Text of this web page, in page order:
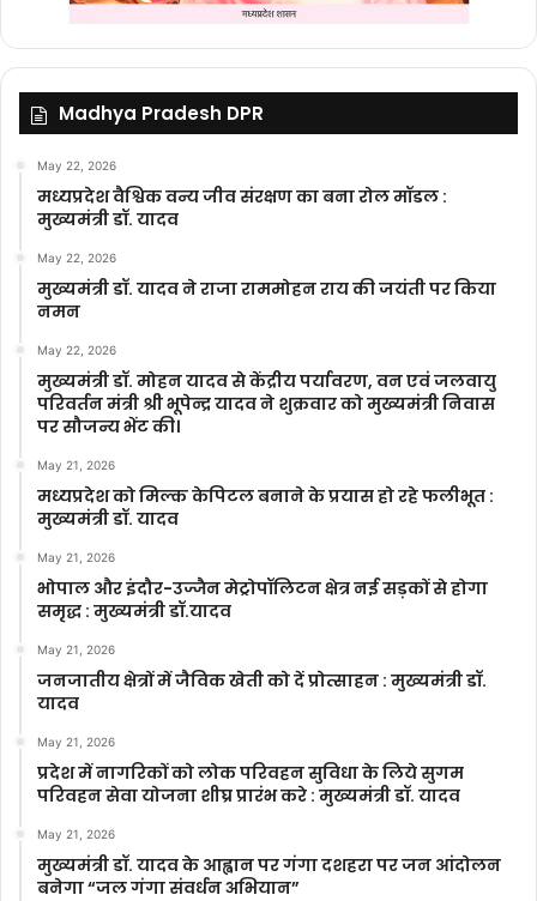
Madhya Pradesh DPR
May 22, 2026
मध्यप्रदेश वैश्विक वन्य जीव संरक्षण का बना रोल मॉडल :
मुख्यमंत्री डॉ. यादव
May 22, 2026
मुख्यमंत्री डॉ. यादव ने राजा राममोहन राय की जयंती पर किया
नमन
May 22, 2026
मुख्यमंत्री डॉ. मोहन यादव से केंद्रीय पर्यावरण, वन एवं जलवायु
परिवर्तन मंत्री श्री भूपेन्द्र यादव ने शुक्रवार को मुख्यमंत्री निवास
पर सौजन्य भेंट की।
May 21, 2026
मध्यप्रदेश को मिल्क केपिटल बनाने के प्रयास हो रहे फलीभूत :
मुख्यमंत्री डॉ. यादव
May 21, 2026
भोपाल और इंदौर-उज्जैन मेट्रोपॉलिटन क्षेत्र नई सड़कों से होगा
समृद्ध : मुख्यमंत्री डॉ.यादव
May 21, 2026
जनजातीय क्षेत्रों में जैविक खेती को दें प्रोत्साहन : मुख्यमंत्री डॉ.
यादव
May 21, 2026
प्रदेश में नागरिकों को लोक परिवहन सुविधा के लिये सुगम
परिवहन सेवा योजना शीघ्र प्रारंभ करे : मुख्यमंत्री डॉ. यादव
May 21, 2026
मुख्यमंत्री डॉ. यादव के आह्वान पर गंगा दशहरा पर जन आंदोलन
बनेगा “जल गंगा संवर्धन अभियान”